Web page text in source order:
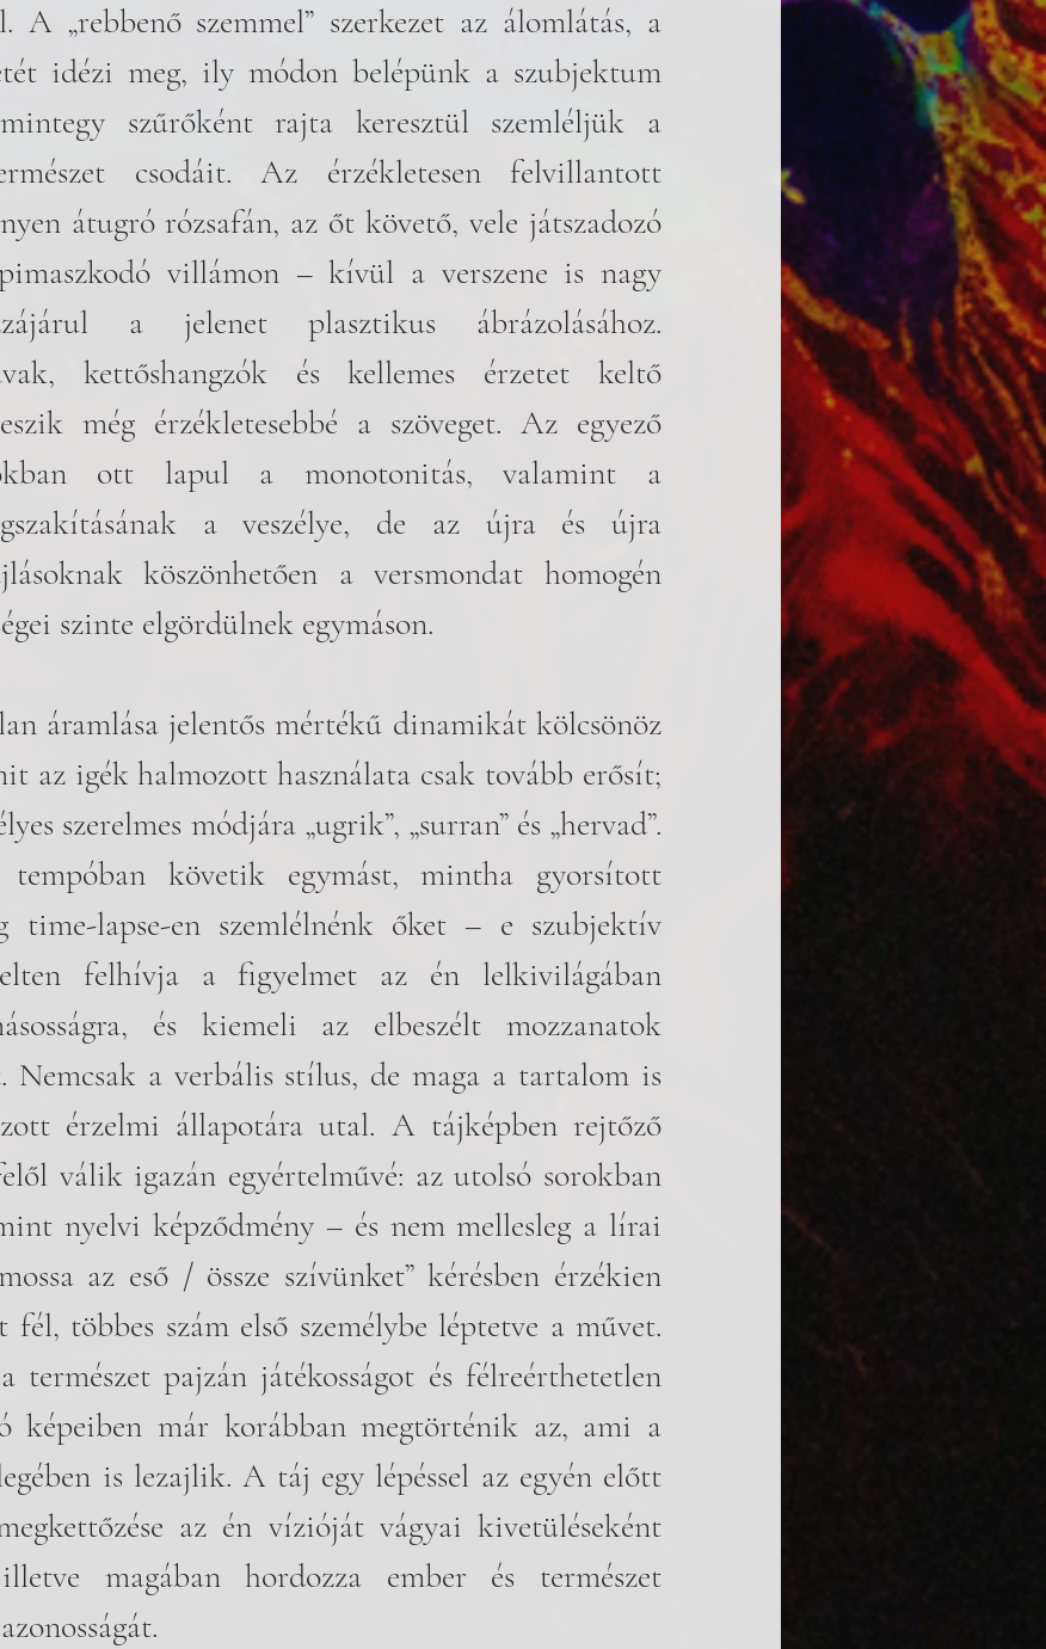
A „rebbenő szemmel” szerkezet az álomlátás, a
idézi meg, ily módon belépünk a szubjektum
szűrőként rajta keresztül szemléljük a
csodáit. Az érzékletesen felvillantott
átugró rózsafán, az őt követő, vele játszadozó
villámon – kívül a verszene is nagy
a jelenet plasztikus ábrázolásához.
kettőshangzók és kellemes érzetet keltő
még érzékletesebbé a szöveget. Az egyező
ott lapul a monotonitás, valamint a
a veszélye, de az újra és újra
köszönhetően a versmondat homogén
szinte elgördülnek egymáson.
áramlása jelentős mértékű dinamikát kölcsönöz
az igék halmozott használata csak tovább erősít;
szerelmes módjára „ugrik”, „surran” és „hervad”.
követik egymást, mintha gyorsított
time-lapse-en szemlélnénk őket – e szubjektív
felhívja a figyelmet az én lelkivilágában
és kiemeli az elbeszélt mozzanatok
Nemcsak a verbális stílus, de maga a tartalom is
érzelmi állapotára utal. A tájképben rejtőző
válik igazán egyértelművé: az utolsó sorokban
nyelvi képződmény – és nem mellesleg a lírai
az eső / össze szívünket” kérésben érzékien
fél, többes szám első személybe léptetve a művet.
természet pajzán játékosságot és félreérthetetlen
képeiben már korábban megtörténik az, ami a
is lezajlik. A táj egy lépéssel az egyén előtt
az én vízióját vágyai kivetüléseként
magában hordozza ember és természet